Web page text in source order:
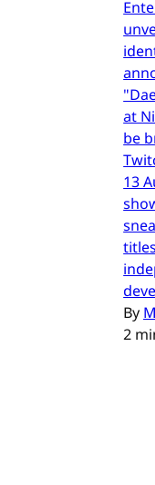
at
be
13
By
2